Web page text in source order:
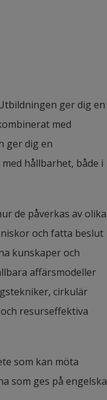
ger dig en
med
ger dig en
hållbarhet, både i
de påverkas av olika
och fatta beslut
kunskaper och
affärsmodeller
cirkulär
resurseffektiva
som kan möta
som ges på engelska